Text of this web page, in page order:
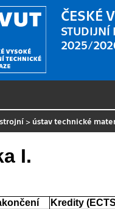
ČESKÉ
STUDIJNÍ
2025/
> ústav technické
I.
Kredity